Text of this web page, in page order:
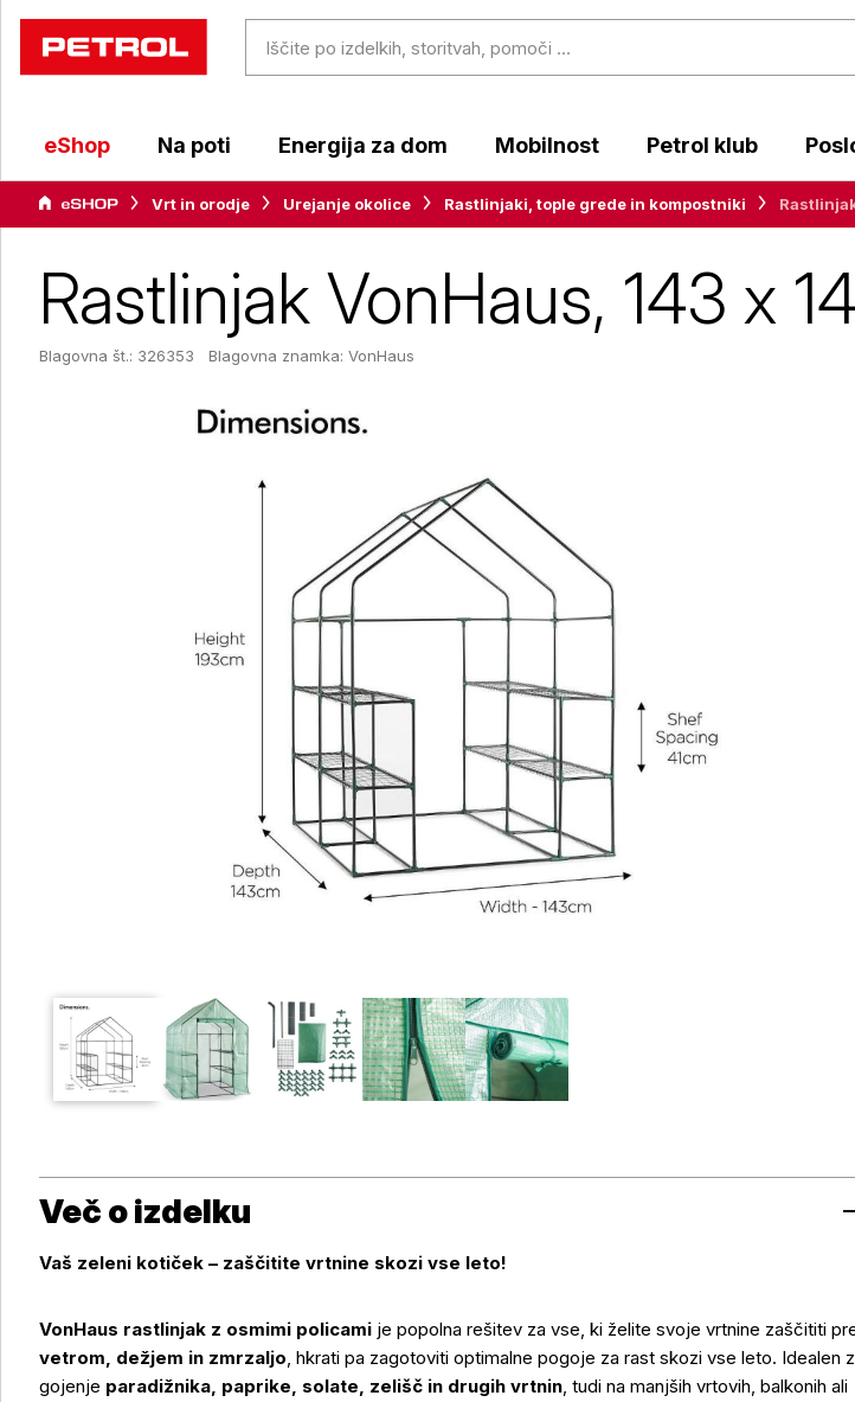
eShop Na poti Energija za dom Mobilnost Petrol klub
Vrt in orodje Urejanje okolice Rastlinjaki, tople grede in kompostniki
Rastlinjak VonHaus, 143 x
Blagovna št.: 326353 Blagovna znamka: VonHaus
Več o izdelku
Vaš zeleni kotiček – zaščitite vrtnine skozi vse leto!
VonHaus rastlinjak z osmimi policami je popolna rešitev za vse, ki želite svoje vrtnine zaščititi
vetrom, dežjem in zmrzaljo, hkrati pa zagotoviti optimalne pogoje za rast skozi vse leto. Idealen
gojenje paradižnika, paprike, solate, zelišč in drugih vrtnin, tudi na manjših vrtovih, balkonih ali